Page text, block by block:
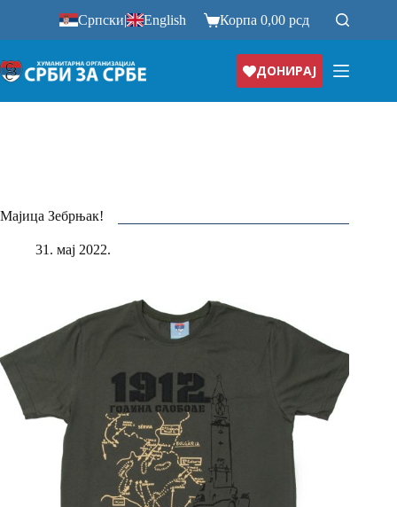
Српски| English Корпа0,00рсд
ДОНИРАЈ
Мајица Зебрњак!
31. мај 2022.